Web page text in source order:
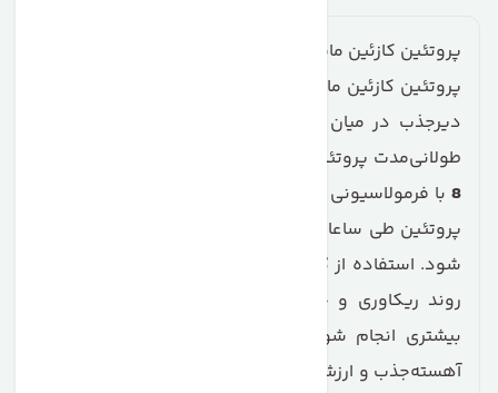
پروتئین کازئین ماسل تک فاز 8 (MuscleTech Phase 8)
پروتئین کازئین ماسل تک یکی از محبوب‌ترین مکمل‌های
دیرجذب در میان ورزشکارانی است که به دنبال تأمین
طولانی‌مدت پروتئین هستند. محصول
8 با فرمولاسیونی چندمنبعی تولید شده تا نیاز عضلات به
پروتئین طی ساعات طولانی، به‌ویژه هنگام خواب، تأمین
شود. استفاده از کازئین ماسل‌تک Phase 8
روند ریکاوری و جلوگیری از تحلیل عضلات با اثربخشی
بیشتری انجام شود. این مکمل با ترکیب پروتئین‌های
آهسته‌جذب و ارزش غذایی بالا، گزینه‌ای ایده‌آل برای دوره